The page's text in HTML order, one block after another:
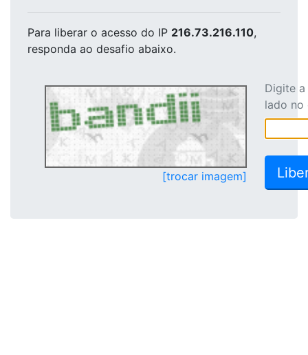
Para liberar o acesso do IP 216.73.216.110,
responda ao desafio abaixo.
[trocar imagem]
Digite
lado no